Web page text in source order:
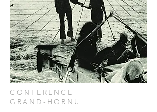
CONFERENCE
GRAND-HORNU